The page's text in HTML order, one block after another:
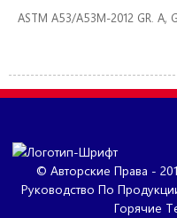
ASTM A53/A53M-2012 GR. A,
© Авторские Права -
Руководство По
Горячие